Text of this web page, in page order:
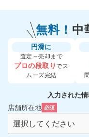
無料！ 中
円滑に
査定～売却まで
プロの段取りでス
ムーズ完結
入力された
店舗所在地 必須